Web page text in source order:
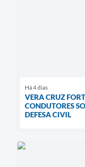
Há 4 dias
VERA CRUZ
CONDUTORES
DEFESA CIVIL